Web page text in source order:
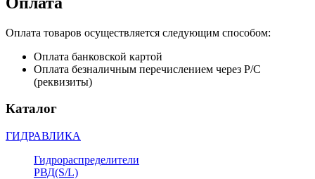
Оплата товаров осуществляется следующим способом:
Оплата банковской картой
Оплата безналичным перечислением через Р/С
(реквизиты)
Каталог
ГИДРАВЛИКА
Гидрораспределители
РВД(S/L)